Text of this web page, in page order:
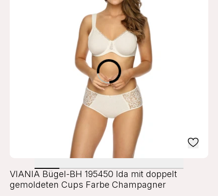
VIANIA Bügel-BH 195450 Ida mit doppelt
gemoldeten Cups Farbe Champagner